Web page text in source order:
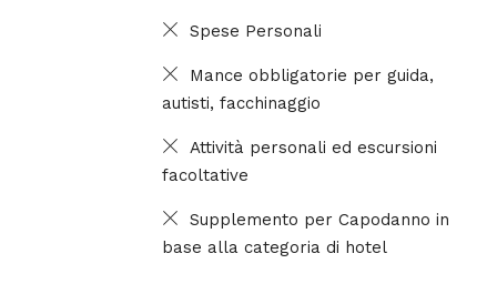
Spese Personali
Mance obbligatorie per guida,
autisti, facchinaggio
Attività personali ed escursioni
facoltative
Supplemento per Capodanno in
base alla categoria di hotel